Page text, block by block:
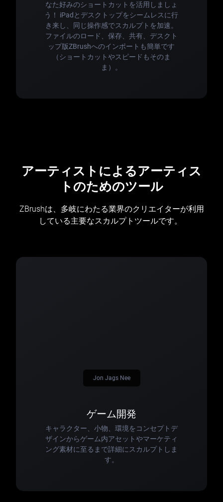
なた好みのショートカットを活用しましょ
う！ iPadとデスクトップをシームレスに行
き来し、同じ操作感でスカルプトを加速。
ファイルのロード、保存、共有、デスクト
ップ版ZBrushへのインポートも簡単です
（ショートカットやスピードもそのま
ま）。
アーティストによるアーティス
トのためのツール
ZBrushは、多岐にわたる業界のクリエイターが利用
している主要なスカルプトツールです。
ゲーム開発
キャラクター、小物、環境をコンセプトデ
ザインからゲーム内アセットやマーケティ
ング素材に至るまで詳細にスカルプトしま
す。
Jon Jags Nee